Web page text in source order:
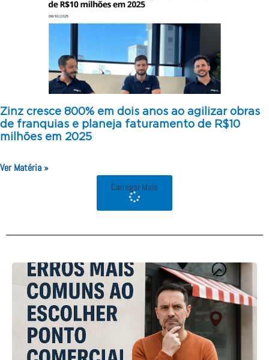
Zinz cresce 800% em dois anos ao agilizar obras
de franquias e planeja faturamento de R$10
milhões em 2025
Ver Matéria »
Carregar Mais